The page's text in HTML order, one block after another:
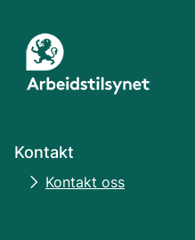
Kontakt
Kontakt oss